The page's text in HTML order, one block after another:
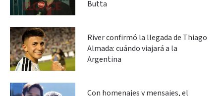
Butta
River confirmó la llegada de Thiago
Almada: cuándo viajará a la
Argentina
Con homenajes y mensajes, el